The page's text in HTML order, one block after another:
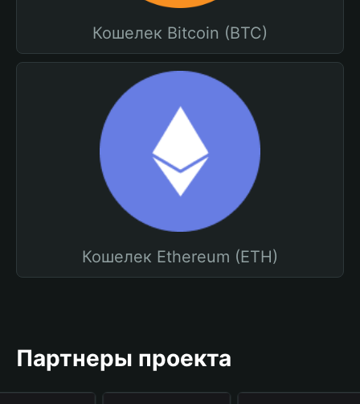
Кошелек Bitcoin (BTC)
Кошелек Ethereum (ETH)
Партнеры проекта